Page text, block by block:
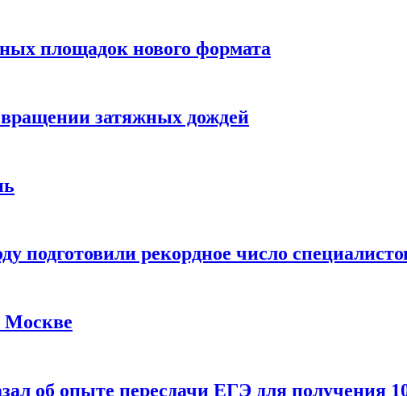
площадок нового формата
затяжных дождей
подготовили рекордное число
Москве
об опыте пересдачи ЕГЭ для получения